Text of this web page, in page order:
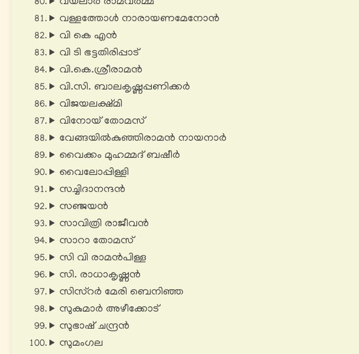
വള്ളത്തോൾ നാരായണമേനോൻ
വി കെ എന്‍
വി ടി ഭട്ടതിരിപ്പാട്‌
വി.കെ.ശ്രീരാമൻ
വി.സി. ബാലകൃഷ്ണപ്പണിക്കർ
വിജയലക്ഷ്മി
വിനോയ് തോമസ്
വേങ്ങയിൽകുഞ്ഞിരാമൻ നായനാർ
വൈക്കം മുഹമ്മദ് ബഷീര്‍
വൈലോപ്പിള്ളി
സച്ചിദാനന്ദൻ
സഞ്ജയൻ
സാവിത്രി രാജീവൻ
സാറാ തോമസ്
സി വി രാമന്‍പിള്ള
സി. രാധാകൃഷ്ണൻ
സിസ്റര്‍ മേരി ബെനിഞ്ഞ
സുകുമാർ അഴീക്കോട്
സുഭാഷ് ചന്ദ്രൻ
സുമംഗല